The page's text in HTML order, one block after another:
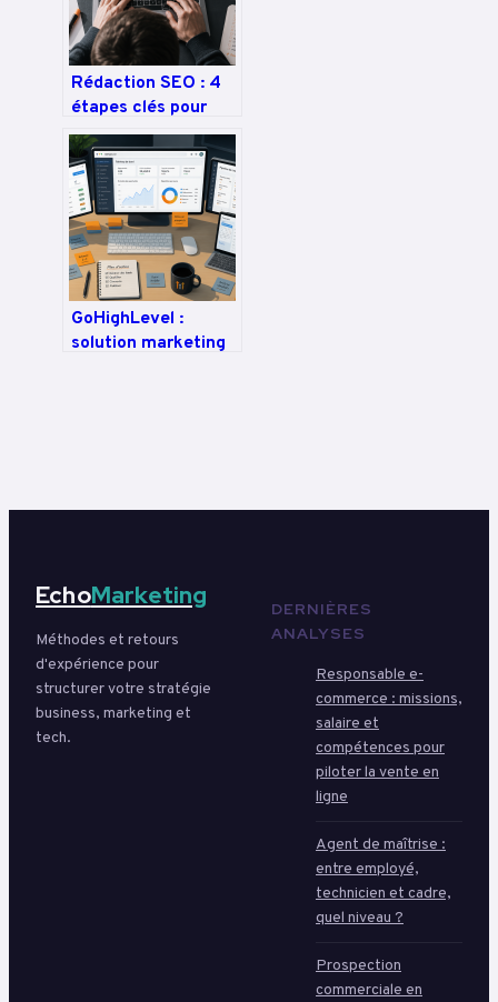
Rédaction SEO : 4
étapes clés pour
propulser vos
articles en première
page Google
GoHighLevel :
solution marketing
EchoMarketing
Méthodes et retours
d'expérience pour
structurer votre stratégie
business, marketing et
tech.
DERNIÈRES
ANALYSES
Responsable e-
commerce : missions,
salaire et
compétences pour
piloter la vente en
ligne
Agent de maîtrise :
entre employé,
technicien et cadre,
quel niveau ?
Prospection
commerciale en